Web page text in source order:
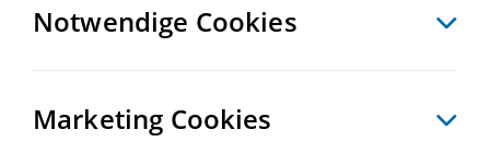
Notwendige Cookies
Marketing Cookies